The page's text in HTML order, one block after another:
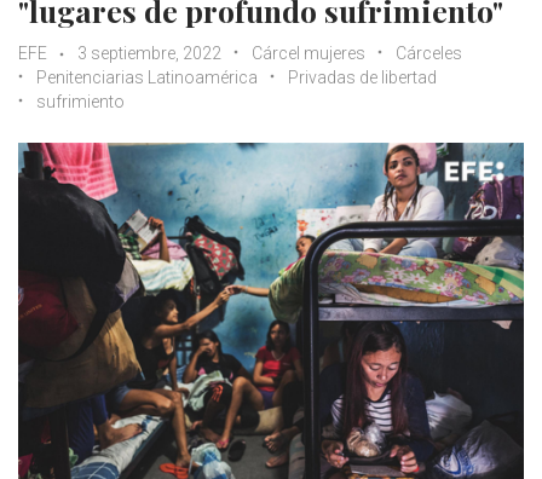
"lugares de profundo sufrimiento"
EFE 3 septiembre, 2022 Cárcel mujeres
Cárceles
Penitenciarias Latinoamérica
Privadas de libertad
sufrimiento